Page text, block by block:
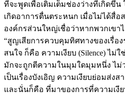
ที่จะพูดเพื่อเติมเต็มช่องว่างที่เกิดขึ้
เกิดอาการตื่นตระหนก เมื่อไม่ได้สื่อ
องค์กรส่วนใหญ่เชื่อว่าหากพวกเขา
“สูญเสียการควบคุมทิศทางของเรื่อ
สนใจ ก็คือ ความเงียบ (Silence) ไม่ใ
มักจะถูกตีความในมุมใดมุมหนึ่ง ไม่
เป็นเรื่องบังเอิญ ความเงียบย่อมส่งส
และนั่นก็คือ ที่มาของการที่ความเงีย